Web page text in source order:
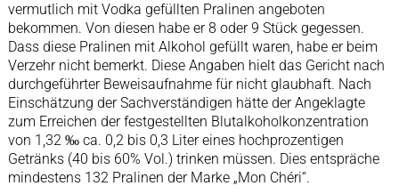
vermutlich mit Vodka gefüllten Pralinen angeboten
bekommen. Von diesen habe er 8 oder 9 Stück gegessen.
Dass diese Pralinen mit Alkohol gefüllt waren, habe er beim
Verzehr nicht bemerkt. Diese Angaben hielt das Gericht nach
durchgeführter Beweisaufnahme für nicht glaubhaft. Nach
Einschätzung der Sachverständigen hätte der Angeklagte
zum Erreichen der festgestellten Blutalkoholkonzentration
von 1,32 ‰ ca. 0,2 bis 0,3 Liter eines hochprozentigen
Getränks (40 bis 60% Vol.) trinken müssen. Dies entspräche
mindestens 132 Pralinen der Marke „Mon Chéri“.